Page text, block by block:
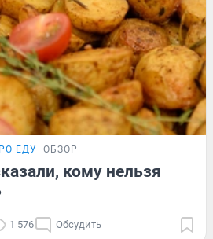
ЕДУ ОБЗОР
кому нельзя
1 576 Обсудить